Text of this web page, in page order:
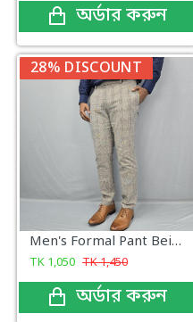
অর্ডার করুন
28% DISCOUNT
Men's Formal Pant Beige Grey Check
TK 1,050 TK1,450
অর্ডার করুন